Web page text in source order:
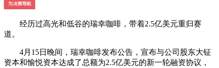
经历过高光和低谷的瑞幸咖啡，带着2.5亿美元重归赛
道。
4月15日晚间，瑞幸咖啡发布公告，宣布与公司股东大钲
资本和愉悦资本达成了总额为2.5亿美元的新一轮融资协议，